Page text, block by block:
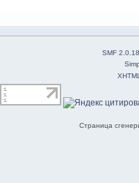
SMF 2.0.18
Страница